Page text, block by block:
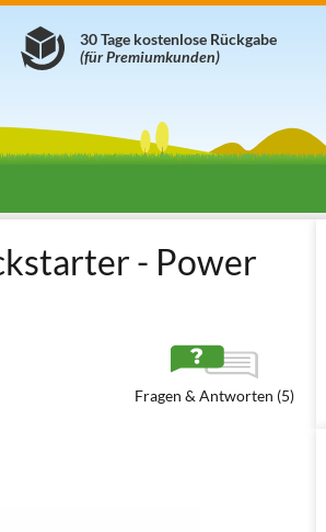
30 Tage kostenlose Rückgabe
(für Premiumkunden)
- Power
Fragen & Antworten (5)